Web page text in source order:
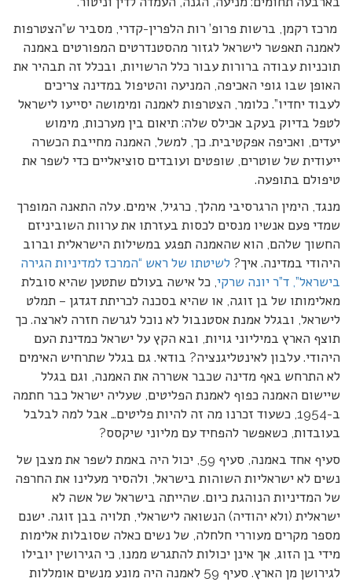
מרכז רקמן, ברשות פרופ’ רות הלפרין-קדרי, מסביר ש”הצטרפות
לאמנה תאפשר לישראל לגזור מהסטנדרטים המפורטים באמנה
תוכניות עבודה ברורות עבור כלל הרשויות, ובכלל זה תבהיר את
האופן שבו גופי האכיפה, המניעה והטיפול במדינה צריכים
לעבוד יחדיו”. כלומר, הצטרפות לאמנה ומימושה יסייעו לישראל
לטפל בדיוק בעקב אכילס שלה: תיאום בין מערכות, מימוש
יעדים, ואכיפה אפקטיבית. כך, למשל, האמנה מחייבת הכשרה
ייעודית של שוטרים, שופטים ועובדים סוציאליים כדי לשפר את
טיפולם בתופעה.
מנגד, הימין הרגרסיבי מהלך, כרגיל, אימים. עלה התאנה המופרך
שמדי פעם אנשיו מנסים לכסות בעזרתו את ערוות השוביניזם
החשוך שלהם, הוא שהאמנה תפגע במשילות הישראלית וברוב
היהודי במדינה. איך? לשיטתו של ראש “המרכז למדיניות הגירה
בישראל”, ד”ר יונה שרקי, כל אישה בעולם שתטען שהיא סובלת
מאלימותו של בן זוגה, או שהיא בסכנה לכריתת דגדגן – תמלט
לישראל, ובגלל אמנת אסטנבול לא נוכל לגרשה חזרה לארצה. כך
תוצף הארץ במיליוני גויות, ובא הקץ על ישראל כמדינת העם
היהודי. עלבון לאינטליגנציה? בודאי. גם בגלל שתרחיש האימים
לא התרחש באף מדינה שכבר אשררה את האמנה, וגם בגלל
שיישום האמנה כפוף לאמנת הפליטים, שעליה ישראל כבר חתמה
ב-1954, כשעוד זכרנו מה זה להיות פליטים… אבל למה לבלבל
בעובדות, כשאפשר להפחיד עם מליוני שיקסס?
סעיף אחד באמנה, סעיף 59, יכול היה באמת לשפר את מצבן של
נשים לא ישראליות השוהות בישראל, ולהסיר מעלינו את החרפה
של המדיניות הנוהגת כיום. שהייתה בישראל של אשה לא
ישראלית (ולא יהודיה) הנשואה לישראלי, תלויה בבן זוגה. ישנם
מספר מקרים מעוררי חלחלה, של נשים כאלה שסובלות אלימות
מידי בן הזוג, אך אינן יכולות להתגרש ממנו, כי הגירושין יובילו
לגירושן מן הארץ. סעיף 59 לאמנה היה מונע מנשים אומללות